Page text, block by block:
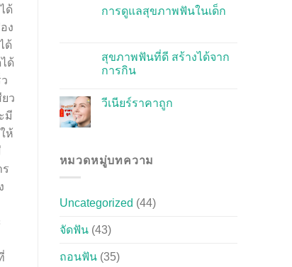
ด้
ง
ด้
ด้
ว
มี
ห้
การดูแลสุขภาพฟันในเด็ก
สุขภาพฟันที่ดี สร้างได้จาก
การกิน
วีเนียร์ราคาถูก
หมวดหมู่บทความ
Uncategorized (44)
จัดฟัน(43)
ถอนฟัน(35)